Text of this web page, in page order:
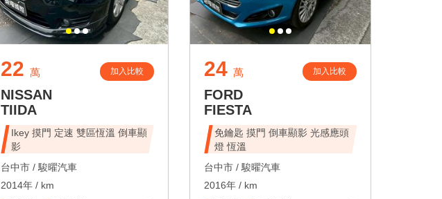
22 萬 加入比較
NISSAN
TIIDA
Ikey 摸門 定速 雙區恆溫 倒車顯
影
台中市 / 駿曜汽車
2014年 / km
24 萬 加入比較
FORD
FIESTA
免鑰匙 摸門 倒車顯影 光感應頭
燈 恆溫
台中市 / 駿曜汽車
2016年 / km